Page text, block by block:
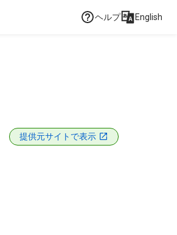
ヘルプ English
提供元サイトで表示